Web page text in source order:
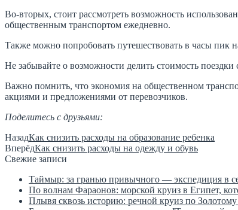
Во-вторых, стоит рассмотреть возможность
общественным транспортом ежедневно.
Также можно попробовать путешествовать в часы пик
Не забывайте о возможности делить стоимость
Важно помнить, что экономия на общественном
акциями и предложениями от перевозчиков.
Поделитесь с друзьями:
НазадКак снизить расходы на образование ребенка
ВперёдКак снизить расходы на одежду и обувь
Свежие записи
Таймыр: за гранью привычного — экспедиция в
По волнам Фараонов: морской круиз в Египет,
Плывя сквозь историю: речной круиз по